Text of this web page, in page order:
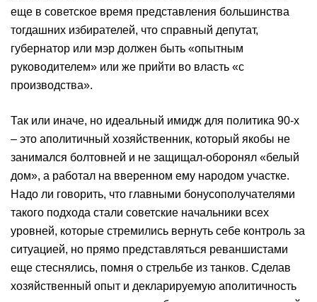
еще в советское время представления большинства
тогдашних избирателей, что справный депутат,
губернатор или мэр должен быть «опытным
руководителем» или же прийти во власть «с
производства».
Так или иначе, но идеальный имидж для политика 90-х
– это аполитичный хозяйственник, который якобы не
занимался болтовней и не защищал-оборонял «белый
дом», а работал на вверенном ему народом участке.
Надо ли говорить, что главными бонусополучателями
такого подхода стали советские начальники всех
уровней, которые стремились вернуть себе контроль за
ситуацией, но прямо представляться реваншистами
еще стеснялись, помня о стрельбе из танков. Сделав
хозяйственный опыт и декларируемую аполитичность